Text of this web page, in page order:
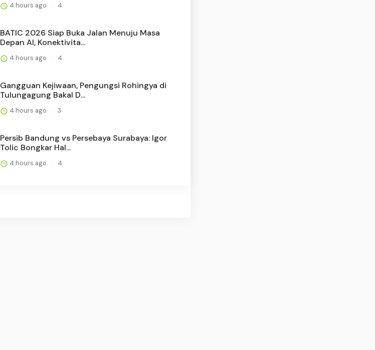
4 hours ago 4
BATIC 2026 Siap Buka Jalan Menuju Masa
Depan AI, Konektivita...
4 hours ago 4
Gangguan Kejiwaan, Pengungsi Rohingya di
Tulungagung Bakal D...
4 hours ago 3
Persib Bandung vs Persebaya Surabaya: Igor
Tolic Bongkar Hal...
4 hours ago 4